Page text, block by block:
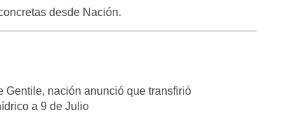
desde Nación.
Gentile, nación anunció que transfirió
a 9 de Julio